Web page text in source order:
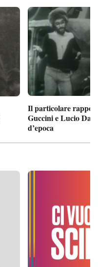
Il particolare
Guccini e Lucio
d’epoca